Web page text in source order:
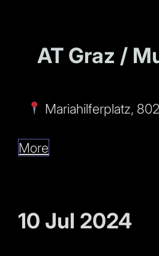
AT Graz /
Mariahilferplatz,
More
10 Jul 2024